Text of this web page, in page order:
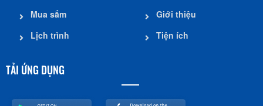
Mua sắm
Lịch trình
Giới thiệu
Tiện ích
TẢI ỨNG DỤNG